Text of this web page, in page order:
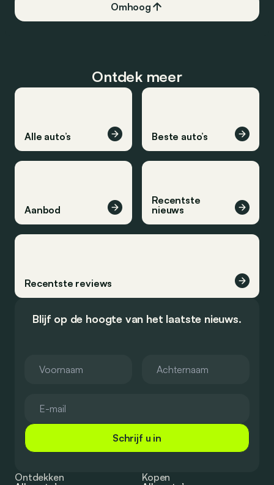
Omhoog
Ontdek meer
Alle auto’s Beste auto’s
Aanbod
Recentste
nieuws
Recentste reviews
Blijf op de hoogte van het laatste nieuws.
Schrijf u in
Ontdekken
Kopen